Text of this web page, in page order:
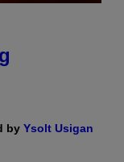
by Ysolt Usigan